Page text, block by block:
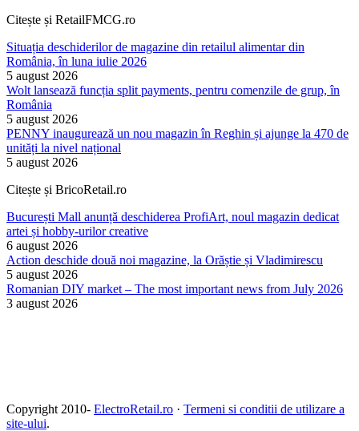
Citește și RetailFMCG.ro
Situația deschiderilor de magazine din retailul alimentar din
România, în luna iulie 2026
5 august 2026
Wolt lansează funcția split payments, pentru comenzile de grup, în
România
5 august 2026
PENNY inaugurează un nou magazin în Reghin și ajunge la 470 de
unități la nivel național
5 august 2026
Citește și BricoRetail.ro
București Mall anunță deschiderea ProfiArt, noul magazin dedicat
artei și hobby-urilor creative
6 august 2026
Action deschide două noi magazine, la Orăștie și Vladimirescu
5 august 2026
Romanian DIY market – The most important news from July 2026
3 august 2026
Copyright 2010- ElectroRetail.ro · Termeni si conditii de utilizare a
site-ului.